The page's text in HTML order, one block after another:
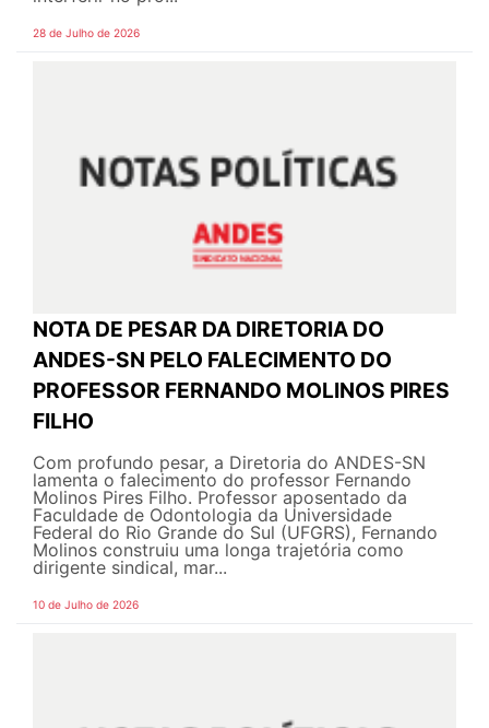
28 de Julho de 2026
NOTA DE PESAR DA DIRETORIA DO
ANDES-SN PELO FALECIMENTO DO
PROFESSOR FERNANDO MOLINOS PIRES
FILHO
Com profundo pesar, a Diretoria do ANDES-SN
lamenta o falecimento do professor Fernando
Molinos Pires Filho. Professor aposentado da
Faculdade de Odontologia da Universidade
Federal do Rio Grande do Sul (UFGRS), Fernando
Molinos construiu uma longa trajetória como
dirigente sindical, mar...
10 de Julho de 2026